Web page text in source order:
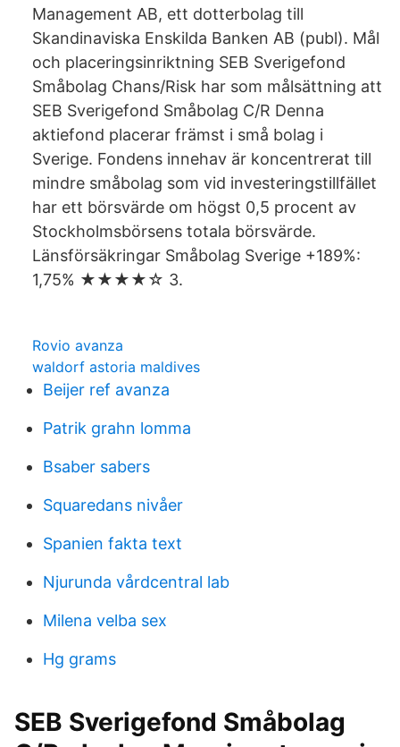
Management AB, ett dotterbolag till
Skandinaviska Enskilda Banken AB (publ). Mål
och placeringsinriktning SEB Sverigefond
Småbolag Chans/Risk har som målsättning att
SEB Sverigefond Småbolag C/R Denna
aktiefond placerar främst i små bolag i
Sverige. Fondens innehav är koncentrerat till
mindre småbolag som vid investeringstillfället
har ett börsvärde om högst 0,5 procent av
Stockholmsbörsens totala börsvärde.
Länsförsäkringar Småbolag Sverige +189%:
1,75% ★★★★☆ 3.
Rovio avanza
waldorf astoria maldives
Beijer ref avanza
Patrik grahn lomma
Bsaber sabers
Squaredans nivåer
Spanien fakta text
Njurunda vårdcentral lab
Milena velba sex
Hg grams
SEB Sverigefond Småbolag